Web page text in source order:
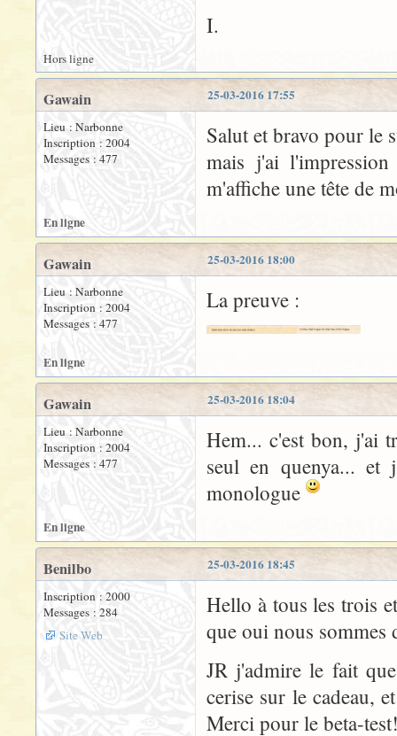
I.
Hors ligne
25-03-2016 17:55
Gawain
Lieu : Narbonne
Inscription : 2004
Messages : 477
Salut et bravo pour le
mais j'ai
m'affiche une tête de
En ligne
25-03-2016 18:00
Gawain
Lieu : Narbonne
Inscription : 2004
Messages : 477
La preuve :
En ligne
25-03-2016 18:04
Gawain
Lieu : Narbonne
Inscription : 2004
Messages : 477
Hem... c'est bon, j'ai
seul en quenya... et
monologue
En ligne
25-03-2016 18:45
Benilbo
Inscription : 2000
Messages : 284
Site Web
Hello à tous les trois
que oui nous sommes
JR j'admire le fait
cerise sur le cadeau,
Merci pour le beta-